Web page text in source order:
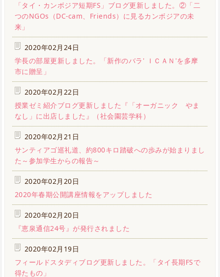
「タイ・カンボジア短期FS」ブログ更新しました。②「二
つのNGOs（DC-cam、Friends）に見るカンボジアの未
来」
2020年02月24日
学長の部屋更新しました。「新作のバラ' ＩＣＡＮ'を多摩
市に贈呈」
2020年02月22日
授業ゼミ紹介ブログ更新しました『「オーガニック やま
なし」に出店しました』（社会園芸学科）
2020年02月21日
サンティアゴ巡礼道、約800キロ踏破への歩みが始まりまし
た～参加学生からの報告～
2020年02月20日
2020年春期公開講座情報をアップしました
2020年02月20日
『恵泉通信24号』が発行されました
2020年02月19日
フィールドスタディブログ更新しました。「タイ長期FSで
得たもの」